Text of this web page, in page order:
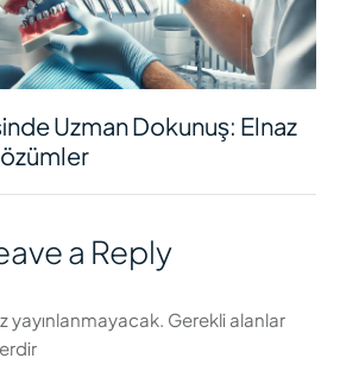
Uzman Dokunuş: Elnaz
a Reply
yayınlanmayacak. Gerekli alanlar